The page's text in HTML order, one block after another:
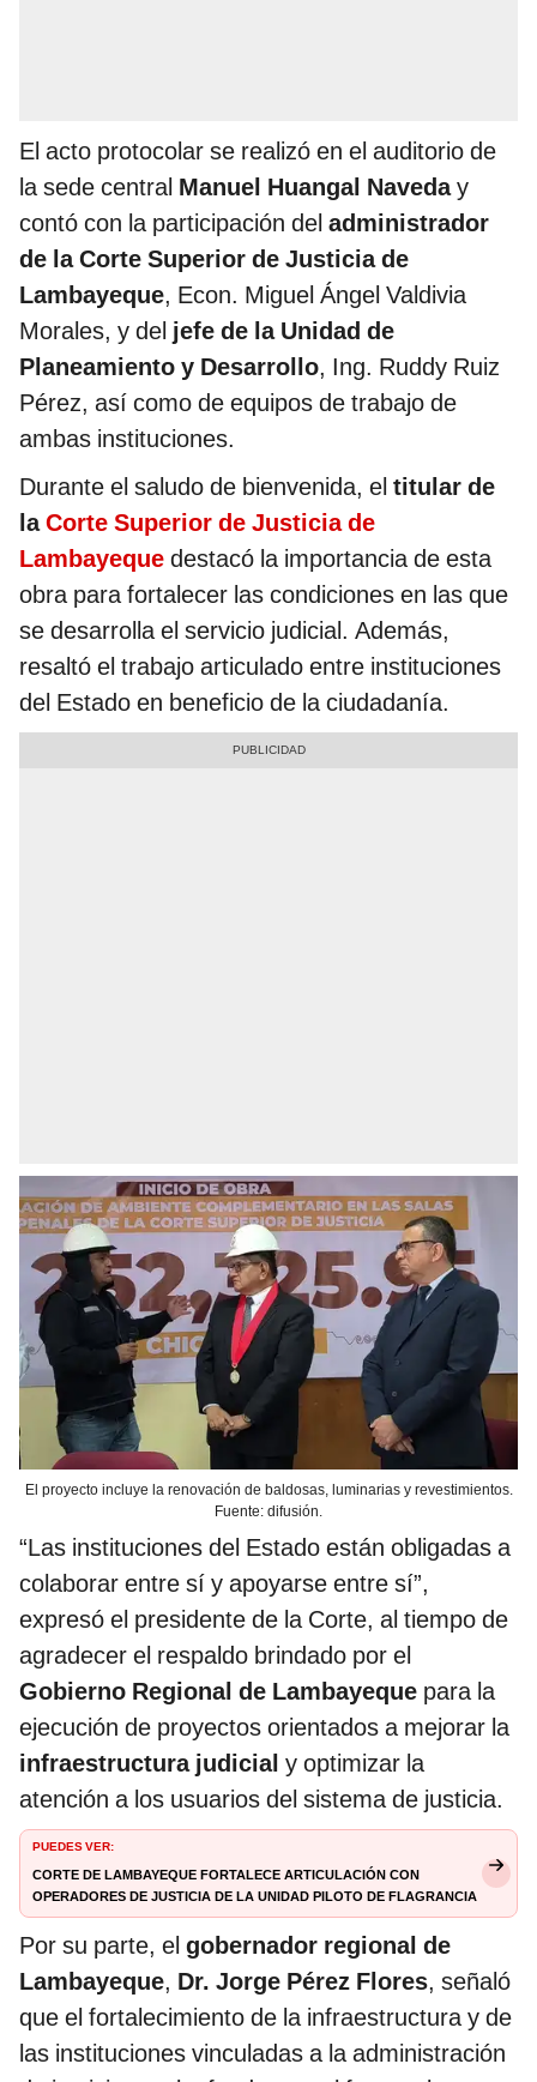
El acto protocolar se realizó en el auditorio de
la sede central Manuel Huangal Naveday
contó con la participación del administrador
de la Corte Superior de Justicia de
Lambayeque, Econ. Miguel Ángel Valdivia
Morales, y del jefe de la Unidad de
Planeamiento y Desarrollo, Ing. Ruddy Ruiz
Pérez, así como de equipos de trabajo de
ambas instituciones.
Durante el saludo de bienvenida, el titular de
laCorte Superior de Justicia de
Lambayeque destacó la importancia de esta
obra para fortalecer las condiciones en las que
se desarrolla el servicio judicial. Además,
resaltó el trabajo articulado entre instituciones
del Estado en beneficio de la ciudadanía.
El proyecto incluye la renovación de baldosas, luminarias y revestimientos.
Fuente: difusión.
“Las instituciones del Estado están obligadas a
colaborar entre sí y apoyarse entre sí”,
expresó el presidente de la Corte, al tiempo de
agradecer el respaldo brindado por el
Gobierno Regional de Lambayeque para la
ejecución de proyectos orientados a mejorar la
infraestructura judicial y optimizar la
atención a los usuarios del sistema de justicia.
PUEDES VER:
Corte de Lambayeque fortalece articulación con
operadores de justicia de la Unidad Piloto de Flagrancia
de Jaén | Judicialidad | La República
Por su parte, el gobernador regional de
Lambayeque, Dr. Jorge Pérez Flores, señaló
que el fortalecimiento de la infraestructura y de
las instituciones vinculadas a la administración